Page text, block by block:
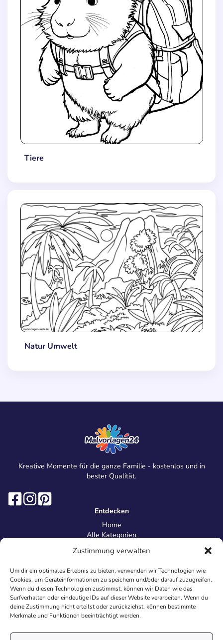
Zustimmung verwalten
Um dir ein optimales Erlebnis zu bieten, verwenden wir Technologien wie
Cookies, um Geräteinformationen zu speichern und/oder darauf zuzugreifen.
Wenn du diesen Technologien zustimmst, können wir Daten wie das
Surfverhalten oder eindeutige IDs auf dieser Website verarbeiten. Wenn du
deine Zustimmung nicht erteilst oder zurückziehst, können bestimmte
Merkmale und Funktionen beeinträchtigt werden.
Tiere
Natur Umwelt
Kreative Momente für die ganze Familie - kostenlos und in
bester Qualität.
Entdecken
Home
Alle Kategorien
Information
Über uns
Kontakt
Inhaltsrichtlinien
Recht & Datenschutz
Impressum
AGB